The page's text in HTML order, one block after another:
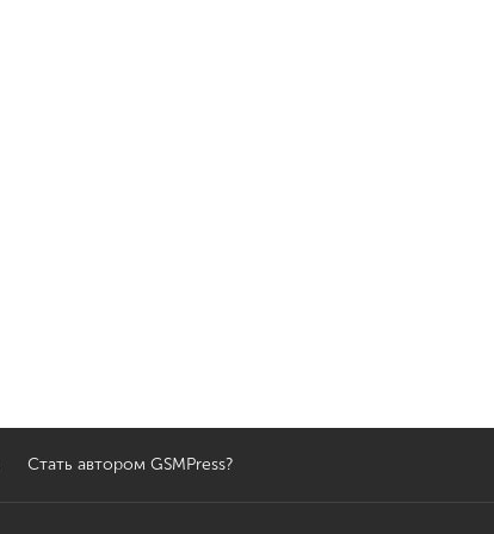
Стать автором GSMPress?